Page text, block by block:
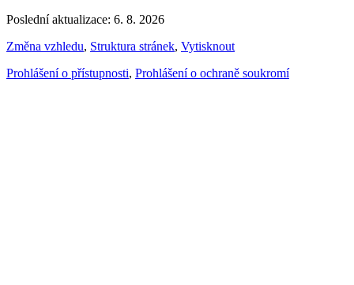
Poslední aktualizace: 6. 8. 2026
Změna vzhledu, Struktura stránek, Vytisknout
Prohlášení o přístupnosti, Prohlášení o ochraně soukromí